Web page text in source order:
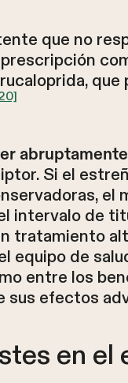
que no
Si el
el
intervalo de
tratamiento
equipo de
entre los
sus efectos
en el